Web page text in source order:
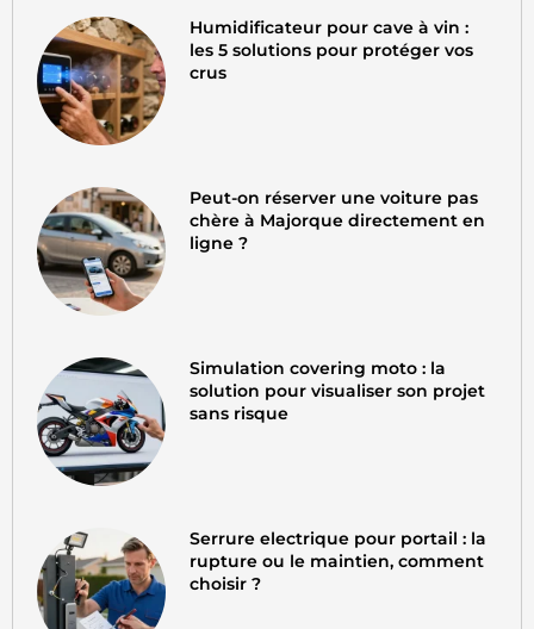
Humidificateur pour cave à vin :
les 5 solutions pour protéger vos
crus
Peut-on réserver une voiture pas
chère à Majorque directement en
ligne ?
Simulation covering moto : la
solution pour visualiser son projet
sans risque
Serrure electrique pour portail : la
rupture ou le maintien, comment
choisir ?